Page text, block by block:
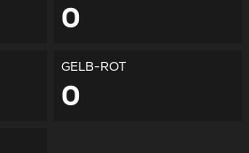
0
GELB-ROT
0